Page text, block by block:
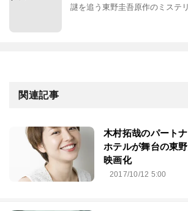
謎を追う東野圭吾原作のミステ
関連記事
木村拓哉のパート
ホテルが舞台の東
映画化
2017/10/12 5:00